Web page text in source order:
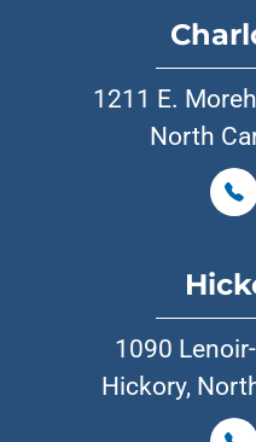
1211 E.
North
1090
Hickory,